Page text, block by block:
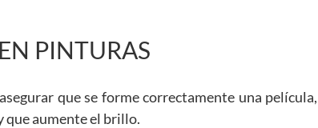
PINTURAS
que se forme correctamente una película,
que aumente el brillo.